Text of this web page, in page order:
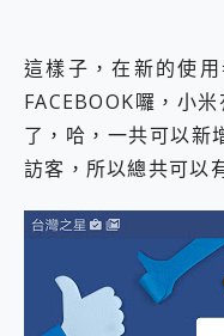
這樣子，在新的使
FACEBOOK囉，小
了，哈，一共可以新
訪客，所以總共可以